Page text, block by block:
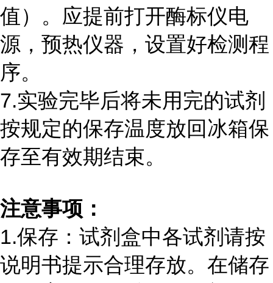
值）。应提前打开酶标仪电
源，预热仪器，设置好检测程
序。
7.实验完毕后将未用完的试剂
按规定的保存温度放回冰箱保
存至有效期结束。
注意事项：
1.保存：试剂盒中各试剂请按
说明书提示合理存放。在储存